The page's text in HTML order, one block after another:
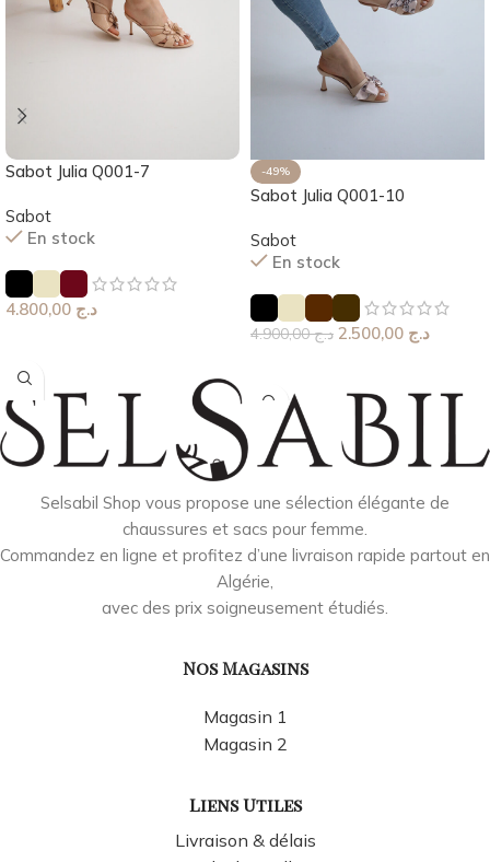
Sabot Julia Q001-7
Sabot
En stock
د.ج
-49%
Sabot Julia Q001-10
Sabot
En stock
د.ج4.900,00 د.ج
Selsabil Shop vous propose une sélection élégante de
chaussures et sacs pour femme.
Commandez en ligne et profitez d’une livraison rapide partout en
Algérie,
avec des prix soigneusement étudiés.
Nos Magasins
Magasin 1
Magasin 2
Liens Utiles
Livraison & délais